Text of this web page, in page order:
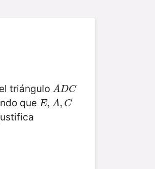
triángulo A DC
ADC
que E, A, C
E,A,C